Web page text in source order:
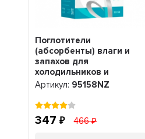
Поглотители
(абсорбенты) влаги и
запахов для
холодильников и
морозильных камер,
Brezo, 95158NZ
Артикул: 95158NZ
347 466